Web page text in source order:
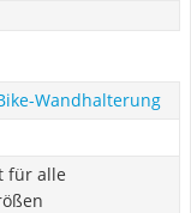
Wandhalterung
für alle